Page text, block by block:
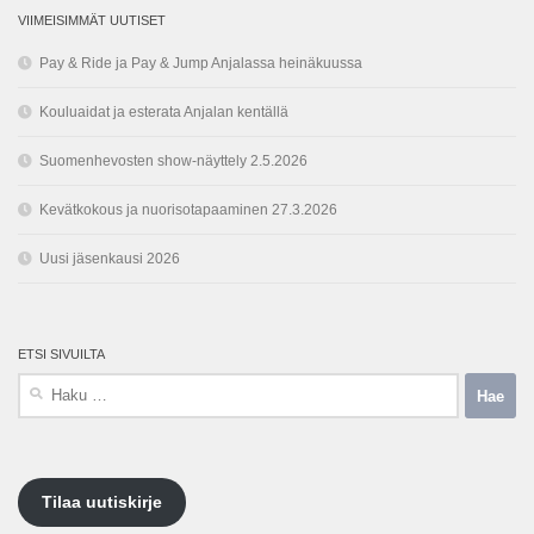
VIIMEISIMMÄT UUTISET
Pay & Ride ja Pay & Jump Anjalassa heinäkuussa
Kouluaidat ja esterata Anjalan kentällä
Suomenhevosten show-näyttely 2.5.2026
Kevätkokous ja nuorisotapaaminen 27.3.2026
Uusi jäsenkausi 2026
ETSI SIVUILTA
Tilaa uutiskirje